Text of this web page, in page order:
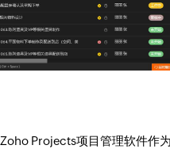
Zoho Projects项目管理软件作